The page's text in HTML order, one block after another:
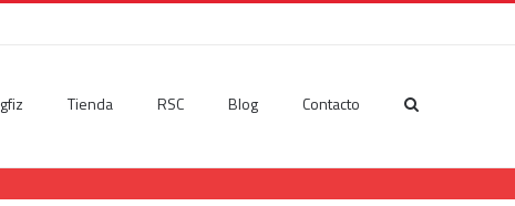
Tienda RSC Blog Contacto